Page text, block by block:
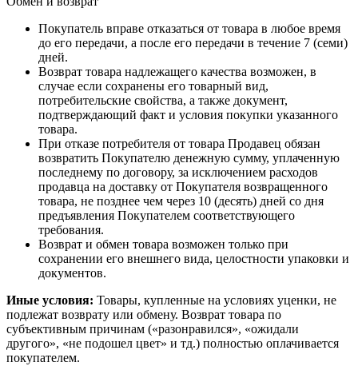
Покупатель вправе отказаться от товара в любое время
до его передачи, а после его передачи в течение 7 (семи)
дней.
Возврат товара надлежащего качества возможен, в
случае если сохранены его товарный вид,
потребительские свойства, а также документ,
подтверждающий факт и условия покупки указанного
товара.
При отказе потребителя от товара Продавец обязан
возвратить Покупателю денежную сумму, уплаченную
последнему по договору, за исключением расходов
продавца на доставку от Покупателя возвращенного
товара, не позднее чем через 10 (десять) дней со дня
предъявления Покупателем соответствующего
требования.
Возврат и обмен товара возможен только при
сохранении его внешнего вида, целостности упаковки и
документов.
Иные условия: Товары, купленные на условиях уценки, не
подлежат возврату или обмену. Возврат товара по
субъективным причинам («разонравился», «ожидали
другого», «не подошел цвет» и тд.) полностью оплачивается
покупателем.